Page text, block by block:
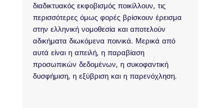
διαδικτυακός εκφοβισμός ποικίλλουν, τις
περισσότερες όμως φορές βρίσκουν έρεισμα
στην ελληνική νομοθεσία και αποτελούν
αδικήματα διωκόμενα ποινικά. Μερικά από
αυτά είναι η απειλή, η παραβίαση
προσωπικών δεδομένων, η συκοφαντική
δυσφήμιση, η εξύβριση και η παρενόχληση.